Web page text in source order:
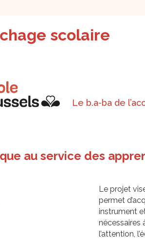
scolaire
Le b.a-ba de
au service des
Le projet
permet
instrument
nécessaires
l’attention,